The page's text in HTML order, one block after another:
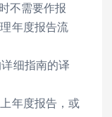
不需要作报
年度报告流
细指南的译
年度报告，或